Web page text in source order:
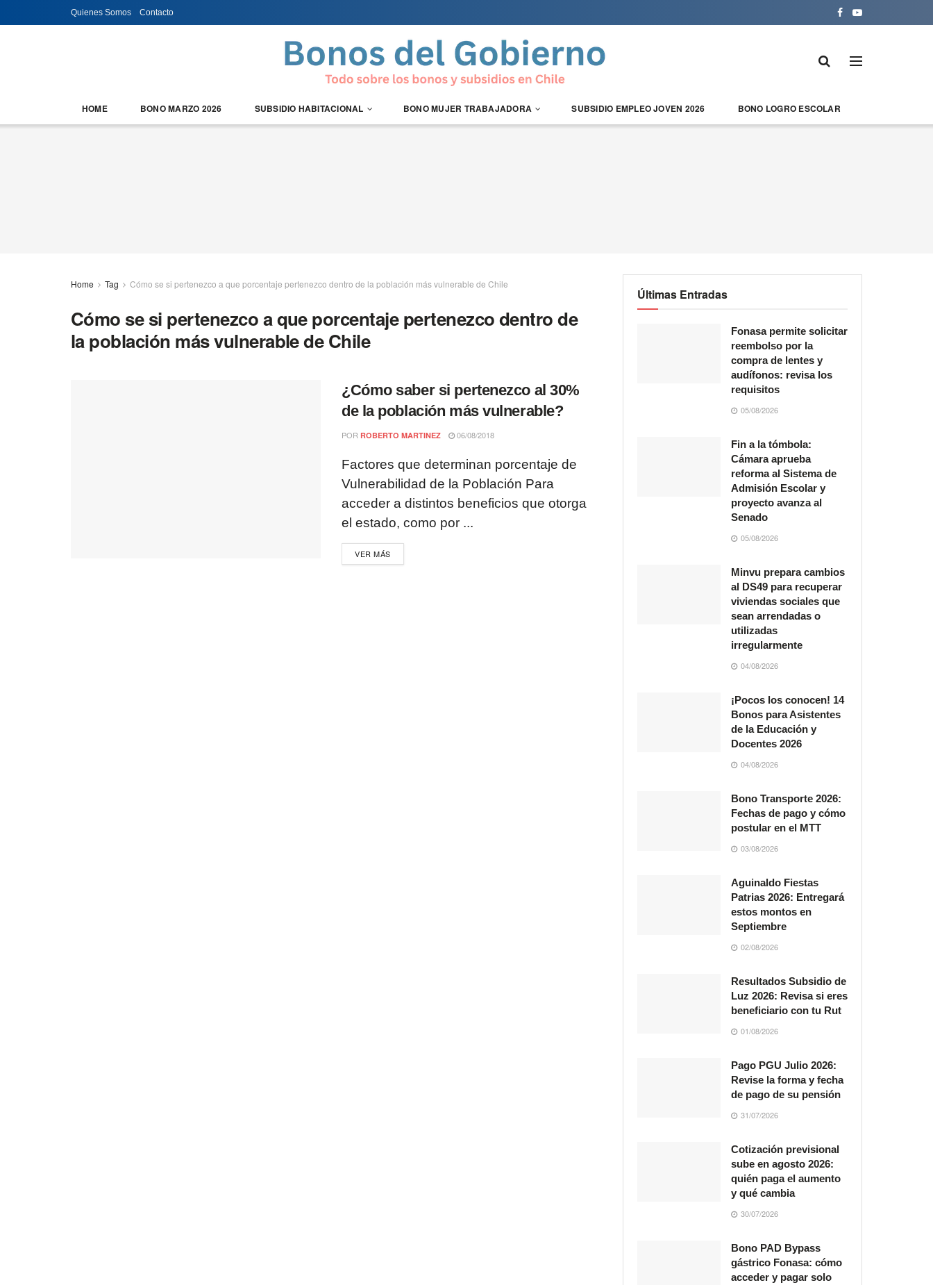
Quienes Somos Contacto
HOME BONO MARZO 2026 SUBSIDIO HABITACIONAL BONO MUJER TRABAJADORA SUBSIDIO EMPLEO JOVEN 2026 BONO LOGRO ESCOLAR
Home Tag Cómo se si pertenezco a que porcentaje pertenezco dentro de la población más vulnerable de Chile
Cómo se si pertenezco a que porcentaje pertenezco dentro de
la población más vulnerable de Chile
¿Cómo saber si pertenezco al 30%
de la población más vulnerable?
POR ROBERTO MARTINEZ 06/08/2018
Factores que determinan porcentaje de
Vulnerabilidad de la Población Para
acceder a distintos beneficios que otorga
el estado, como por ...
VER MÁS
Últimas Entradas
Fonasa permite solicitar
reembolso por la
compra de lentes y
audífonos: revisa los
requisitos
05/08/2026
Fin a la tómbola:
Cámara aprueba
reforma al Sistema de
Admisión Escolar y
proyecto avanza al
Senado
05/08/2026
Minvu prepara cambios
al DS49 para recuperar
viviendas sociales que
sean arrendadas o
utilizadas
irregularmente
04/08/2026
¡Pocos los conocen! 14
Bonos para Asistentes
de la Educación y
Docentes 2026
04/08/2026
Bono Transporte 2026:
Fechas de pago y cómo
postular en el MTT
03/08/2026
Aguinaldo Fiestas
Patrias 2026: Entregará
estos montos en
Septiembre
02/08/2026
Resultados Subsidio de
Luz 2026: Revisa si eres
beneficiario con tu Rut
01/08/2026
Pago PGU Julio 2026:
Revise la forma y fecha
de pago de su pensión
31/07/2026
Cotización previsional
sube en agosto 2026:
quién paga el aumento
y qué cambia
30/07/2026
Bono PAD Bypass
gástrico Fonasa: cómo
acceder y pagar solo